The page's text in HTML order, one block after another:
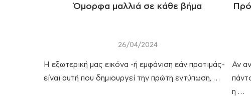
Όμορφα μαλλιά σε κάθε βήμα
26/04/2024
Η εξωτερική μας εικόνα -ή εμφάνιση εάν προτιμάς-
είναι αυτή που δημιουργεί την πρώτη εντύπωση, …
Αν
η …